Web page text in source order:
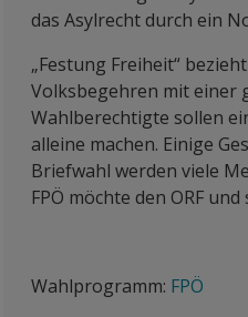
das Asylrecht durch ein
„Festung Freiheit“
Volksbegehren mit einer
Wahlberechtigte sollen
alleine machen. Einige
Briefwahl werden viele
FPÖ möchte den ORF
Wahlprogramm: FPÖ